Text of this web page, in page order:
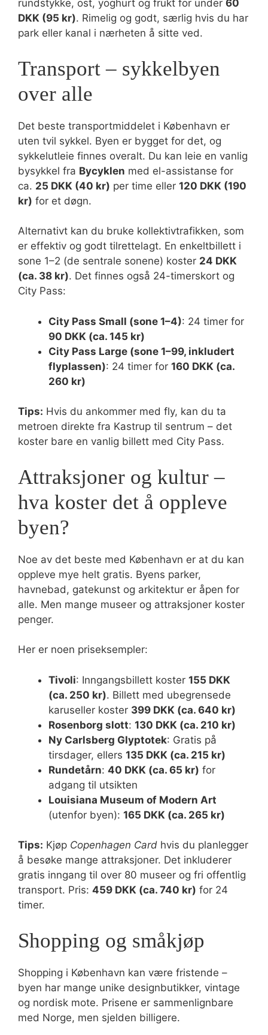
rundstykke, ost, yoghurt og frukt for under 60
DKK (95 kr). Rimelig og godt, særlig hvis du har
park eller kanal i nærheten å sitte ved.
Transport – sykkelbyen
over alle
Det beste transportmiddelet i København er
uten tvil sykkel. Byen er bygget for det, og
sykkelutleie finnes overalt. Du kan leie en vanlig
bysykkel fra Bycyklen med el-assistanse for
ca. 25 DKK (40 kr) per time eller 120 DKK (190
kr) for et døgn.
Alternativt kan du bruke kollektivtrafikken, som
er effektiv og godt tilrettelagt. En enkeltbillett i
sone 1–2 (de sentrale sonene) koster 24 DKK
(ca. 38 kr). Det finnes også 24-timerskort og
City Pass:
City Pass Small (sone 1–4): 24 timer for
90 DKK (ca. 145 kr)
City Pass Large (sone 1–99, inkludert
flyplassen): 24 timer for 160 DKK (ca.
260 kr)
Tips: Hvis du ankommer med fly, kan du ta
metroen direkte fra Kastrup til sentrum – det
koster bare en vanlig billett med City Pass.
Attraksjoner og kultur –
hva koster det å oppleve
byen?
Noe av det beste med København er at du kan
oppleve mye helt gratis. Byens parker,
havnebad, gatekunst og arkitektur er åpen for
alle. Men mange museer og attraksjoner koster
penger.
Her er noen priseksempler:
Tivoli: Inngangsbillett koster 155 DKK
(ca. 250 kr). Billett med ubegrensede
karuseller koster 399 DKK (ca. 640 kr)
Rosenborg slott: 130 DKK (ca. 210 kr)
Ny Carlsberg Glyptotek: Gratis på
tirsdager, ellers 135 DKK (ca. 215 kr)
Rundetårn: 40 DKK (ca. 65 kr) for
adgang til utsikten
Louisiana Museum of Modern Art
(utenfor byen): 165 DKK (ca. 265 kr)
Tips: Kjøp Copenhagen Card hvis du planlegger
å besøke mange attraksjoner. Det inkluderer
gratis inngang til over 80 museer og fri offentlig
transport. Pris: 459 DKK (ca. 740 kr) for 24
timer.
Shopping og småkjøp
Shopping i København kan være fristende –
byen har mange unike designbutikker, vintage
og nordisk mote. Prisene er sammenlignbare
med Norge, men sjelden billigere.